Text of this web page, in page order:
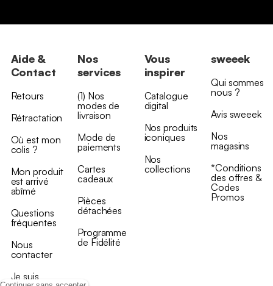
Aide &
Contact
Retours
Rétractation
Où est mon
colis ?
Mon produit
est arrivé
abîmé
Questions
fréquentes
Nous
contacter
Je suis
Nos
services
(1) Nos
modes de
livraison
Mode de
paiements
Cartes
cadeaux
Pièces
détachées
Programme
de Fidélité
Vous
inspirer
Catalogue
digital
Nos produits
iconiques
Nos
collections
sweeek
Qui sommes
nous ?
Avis sweeek
Nos
magasins
*Conditions
des offres &
Codes
Promos